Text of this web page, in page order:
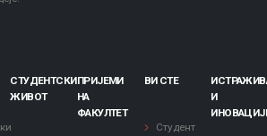
СТУДЕНТСКИ
ЖИВОТ
ПРИЈЕМИ
НА
ФАКУЛТЕТ
ВИ СТЕ
Студент
И